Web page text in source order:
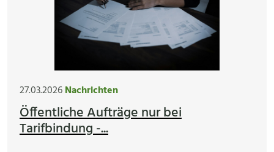
27.03.2026Nachrichten
Öffentliche Aufträge nur bei
Tarifbindung -...